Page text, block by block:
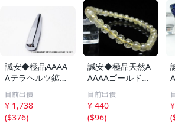
誠安◆極品AAAA
Aテラヘルツ鉱石
マッサージ棒サイ
ズ：小[T557-215
1]
目前出價
¥ 1,738
($376)
誠安◆極品天然A
AAAAゴールドタ
イチンルチルブレ
スレット 6mm [T
171-7937]
目前出價
¥ 440
($96)
(